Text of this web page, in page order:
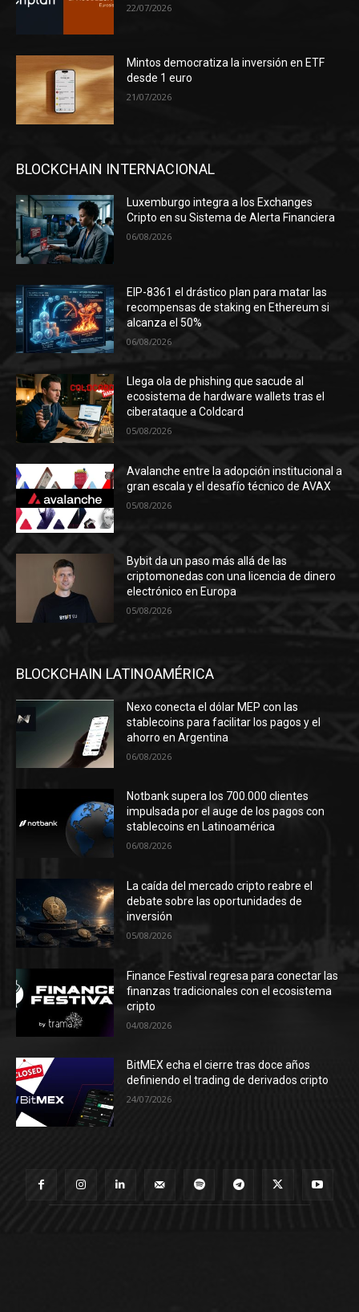
22/07/2026
Mintos democratiza la inversión en ETF
desde 1 euro
21/07/2026
BLOCKCHAIN INTERNACIONAL
Luxemburgo integra a los Exchanges
Cripto en su Sistema de Alerta Financiera
06/08/2026
EIP-8361 el drástico plan para matar las
recompensas de staking en Ethereum si
alcanza el 50%
06/08/2026
Llega ola de phishing que sacude al
ecosistema de hardware wallets tras el
ciberataque a Coldcard
05/08/2026
Avalanche entre la adopción institucional a
gran escala y el desafío técnico de AVAX
05/08/2026
Bybit da un paso más allá de las
criptomonedas con una licencia de dinero
electrónico en Europa
05/08/2026
BLOCKCHAIN LATINOAMÉRICA
Nexo conecta el dólar MEP con las
stablecoins para facilitar los pagos y el
ahorro en Argentina
06/08/2026
Notbank supera los 700.000 clientes
impulsada por el auge de los pagos con
stablecoins en Latinoamérica
06/08/2026
La caída del mercado cripto reabre el
debate sobre las oportunidades de
inversión
05/08/2026
Finance Festival regresa para conectar las
finanzas tradicionales con el ecosistema
cripto
04/08/2026
BitMEX echa el cierre tras doce años
definiendo el trading de derivados cripto
24/07/2026